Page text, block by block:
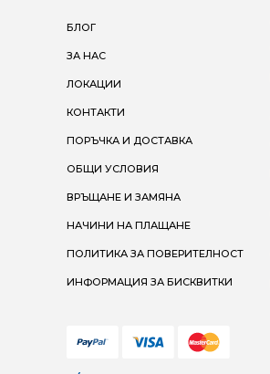
БЛОГ
ЗА НАС
ЛОКАЦИИ
КОНТАКТИ
ПОРЪЧКА И ДОСТАВКА
ОБЩИ УСЛОВИЯ
ВРЪЩАНЕ И ЗАМЯНА
НАЧИНИ НА ПЛАЩАНЕ
ПОЛИТИКА ЗА ПОВЕРИТЕЛНОСТ
ИНФОРМАЦИЯ ЗА БИСКВИТКИ